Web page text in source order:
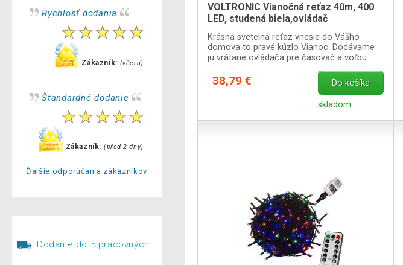
Rychlosť dodania
Zákazník: (včera)
Štandardné dodanie
Zákazník: (před 2 dny)
Ďalšie odporúčania zákazníkov
Dodanie do 5 pracovných
VOLTRONIC Vianočná reťaz 40m, 400
LED, studená biela,ovládač
Krásna svetelná reťaz vnesie do Vášho
domova to pravé kúzlo Vianoc. Dodávame
ju vrátane ovládača pre časovač a voľbu
38,79 € Do košíka
skladom